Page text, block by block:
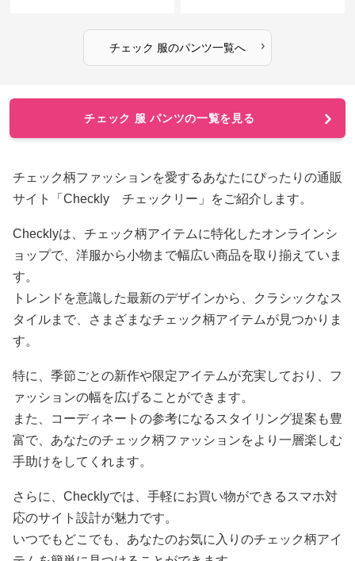
チェック 服のパンツ一覧へ ›
チェック 服 パンツの一覧を見る
チェック柄ファッションを愛するあなたにぴったりの通販
サイト「Checkly チェックリー」をご紹介します。
Checklyは、チェック柄アイテムに特化したオンラインシ
ョップで、洋服から小物まで幅広い商品を取り揃えていま
す。
トレンドを意識した最新のデザインから、クラシックなス
タイルまで、さまざまなチェック柄アイテムが見つかりま
す。
特に、季節ごとの新作や限定アイテムが充実しており、フ
ァッションの幅を広げることができます。
また、コーディネートの参考になるスタイリング提案も豊
富で、あなたのチェック柄ファッションをより一層楽しむ
手助けをしてくれます。
さらに、Checklyでは、手軽にお買い物ができるスマホ対
応のサイト設計が魅力です。
いつでもどこでも、あなたのお気に入りのチェック柄アイ